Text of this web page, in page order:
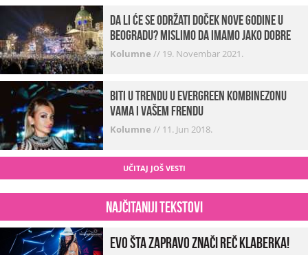
Da li će se održati doček Nove godine u
Beogradu? Mislimo da imamo jako DOBRE
VESTI!
Kolumne // 19. Novembar 2021.
Biti u trendu u Evergreen kombinezonu
vama i vašem frendu
Kolumne // 11. Jun 2018.
UČITAJ JOŠ VESTI
Najčitaniji tekstovi
Evo šta zapravo znači reč klaberka!